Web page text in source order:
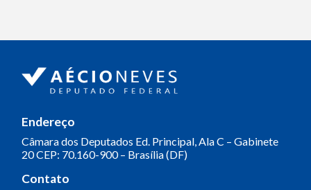
Endereço
Câmara dos Deputados Ed. Principal, Ala C – Gabinete
20CEP: 70.160-900 – Brasília (DF)
Contato